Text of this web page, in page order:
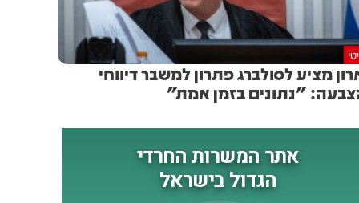
מציע לסולברג פתרון למשבר דיווחי
"נתונים בזמן אמת"